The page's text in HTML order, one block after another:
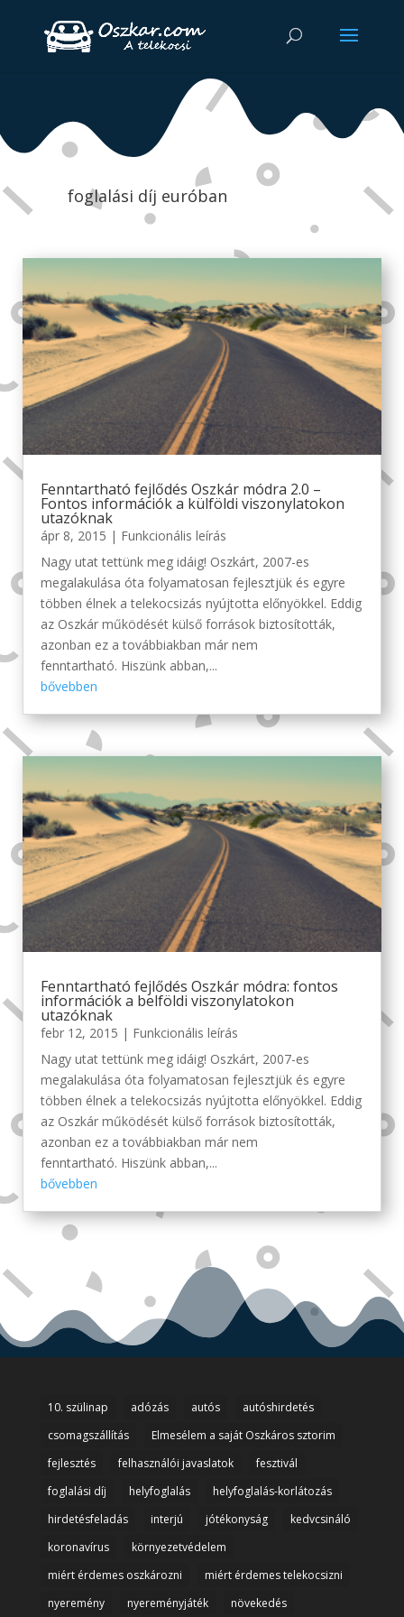
foglalási díj euróban
Fenntartható fejlődés Oszkár módra 2.0 –
Fontos információk a külföldi viszonylatokon
utazóknak
ápr 8, 2015 | Funkcionális leírás
Nagy utat tettünk meg idáig! Oszkárt, 2007-es
megalakulása óta folyamatosan fejlesztjük és egyre
többen élnek a telekocsizás nyújtotta előnyökkel. Eddig
az Oszkár működését külső források biztosították,
azonban ez a továbbiakban már nem
fenntartható. Hiszünk abban,...
bővebben
Fenntartható fejlődés Oszkár módra: fontos
információk a belföldi viszonylatokon
utazóknak
febr 12, 2015 | Funkcionális leírás
Nagy utat tettünk meg idáig! Oszkárt, 2007-es
megalakulása óta folyamatosan fejlesztjük és egyre
többen élnek a telekocsizás nyújtotta előnyökkel. Eddig
az Oszkár működését külső források biztosították,
azonban ez a továbbiakban már nem
fenntartható. Hiszünk abban,...
bővebben
10. szülinap adózás autós
autóshirdetés
csomagszállítás
Elmesélem a saját Oszkáros sztorim
fejlesztés
felhasználói javaslatok
fesztivál
foglalási díj
helyfoglalás
helyfoglalás-korlátozás
hirdetésfeladás
interjú jótékonyság
kedvcsináló
koronavírus
környezetvédelem
miért érdemes oszkározni
miért érdemes telekocsizni
nyeremény
nyereményjáték növekedés